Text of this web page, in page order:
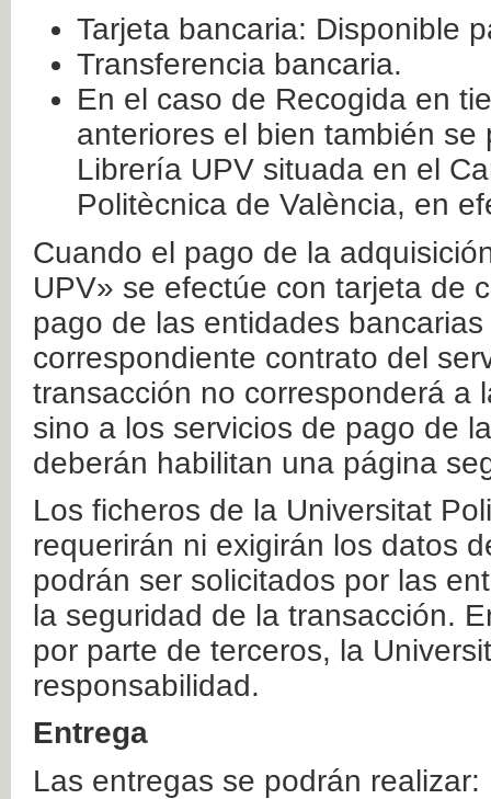
Tarjeta bancaria: Disponible
Transferencia bancaria.
En el caso de Recogida en
anteriores el bien también
Librería UPV situada en el
Politècnica de València, en
Cuando el pago de la
UPV» se efectúe con tarjeta de
pago de las entidades
correspondiente contrato del
transacción no corresponderá a
sino a los servicios de pago de
deberán habilitan una página
Los ficheros de la Universitat
requerirán ni exigirán los datos
podrán ser solicitados por las
la seguridad de la transacción.
por parte de terceros, la
responsabilidad.
Entrega
Las entregas se podrán realizar: